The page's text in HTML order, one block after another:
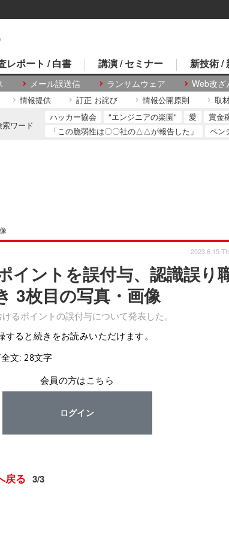
メール誤送信 ランサムウェア Web改ざ
レポート / 白書 講演 / セミナー 新技術 /
情報提供 訂正 お詫び 情報公開原則 取
ワード
ハッカー協会 "エンジニアの楽園" 愛 賞金
「この脆弱性は〇〇社の△△が報告した」
ペン
イントを誤付与、認識誤り
3枚目の写真・画像
るポイントの誤付与について発表した。
2023.6.15
ると続きをお読みいただけます。
文: 28文字
会員の方はこちら
ログイン
戻る 3/3